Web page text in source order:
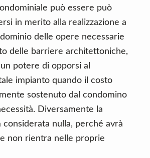
può essere può
in merito alla realizzazione a
delle opere necessarie
delle barriere architettoniche,
potere di opporsi al
impianto quando il costo
sostenuto dal condomino
Diversamente la
nulla, perché avrà
non rientra nelle proprie